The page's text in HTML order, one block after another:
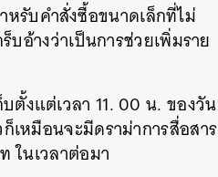
รับคำสั่งซื้อขนาดเล็กที่ไม่
อ้างว่าเป็นการช่วยเพิ่มราย
ตั้งแต่เวลา 11. 00 น. ของวัน
หมือนจะมีดราม่าการสื่อสาร
ในเวลาต่อมา